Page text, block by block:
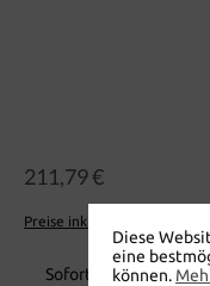
211,79 €
Preise inkl. MwSt. zzgl.
Sofort verfügbar,
Diese
eine
können.